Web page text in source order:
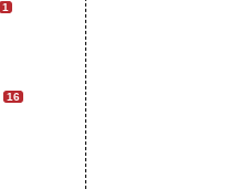
1
16